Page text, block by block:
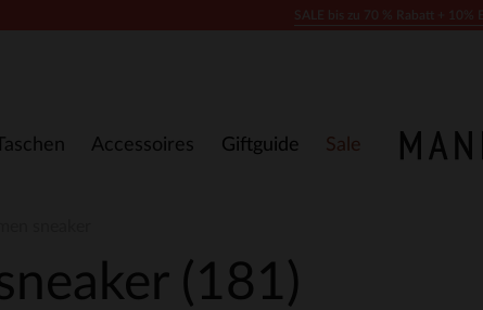
Taschen Accessoires Giftguide Sale
(181)